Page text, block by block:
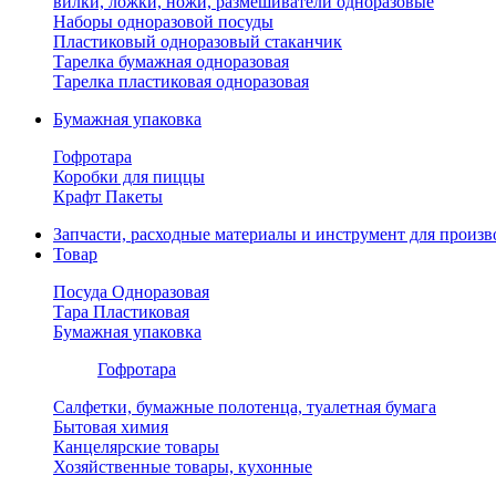
Наборы одноразовой посуды
Пластиковый одноразовый стаканчик
Тарелка бумажная одноразовая
Тарелка пластиковая одноразовая
Бумажная упаковка
Гофротара
Коробки для пиццы
Крафт Пакеты
Запчасти, расходные материалы и инструмент для
Товар
Посуда Одноразовая
Тара Пластиковая
Бумажная упаковка
Гофротара
Салфетки, бумажные полотенца, туалетная бумага
Бытовая химия
Канцелярские товары
Хозяйственные товары, кухонные